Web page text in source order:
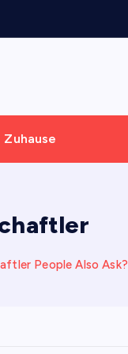
Zuhause
People Also Ask?